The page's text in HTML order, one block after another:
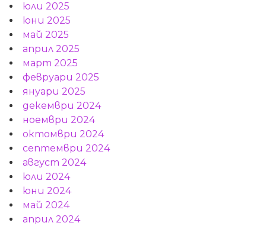
юли 2025
юни 2025
май 2025
април 2025
март 2025
февруари 2025
януари 2025
декември 2024
ноември 2024
октомври 2024
септември 2024
август 2024
юли 2024
юни 2024
май 2024
април 2024